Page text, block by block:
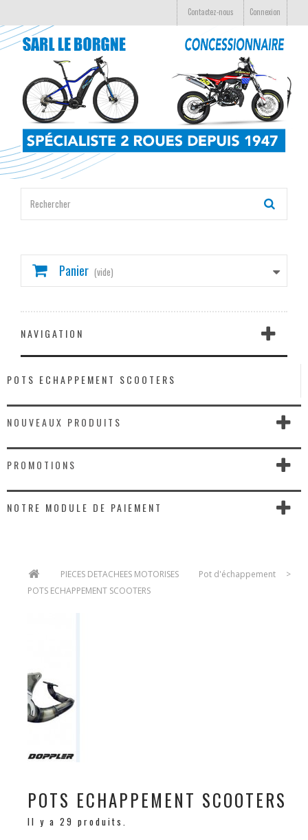
Connexion
Contactez-nous
Panier (vide)
NAVIGATION
POTS ECHAPPEMENT SCOOTERS
NOUVEAUX PRODUITS
PROMOTIONS
NOTRE MODULE DE PAIEMENT
PIECES DETACHEES MOTORISES Pot d'échappement
>
POTS ECHAPPEMENT SCOOTERS
POTS ECHAPPEMENT SCOOTERS
Il y a 29 produits.